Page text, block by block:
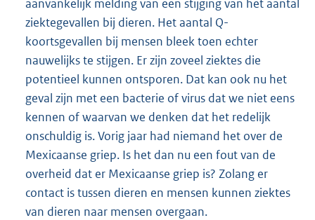
aanvankelijk melding van een stijging van het aantal
ziektegevallen bij dieren. Het aantal Q-
koortsgevallen bij mensen bleek toen echter
nauwelijks te stijgen. Er zijn zoveel ziektes die
potentieel kunnen ontsporen. Dat kan ook nu het
geval zijn met een bacterie of virus dat we niet eens
kennen of waarvan we denken dat het redelijk
onschuldig is. Vorig jaar had niemand het over de
Mexicaanse griep. Is het dan nu een fout van de
overheid dat er Mexicaanse griep is? Zolang er
contact is tussen dieren en mensen kunnen ziektes
van dieren naar mensen overgaan.